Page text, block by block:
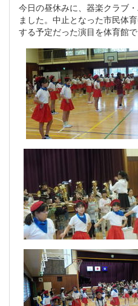
今日の昼休みに、器楽クラブ
ました。中止となった市民体
する予定だった演目を体育館で